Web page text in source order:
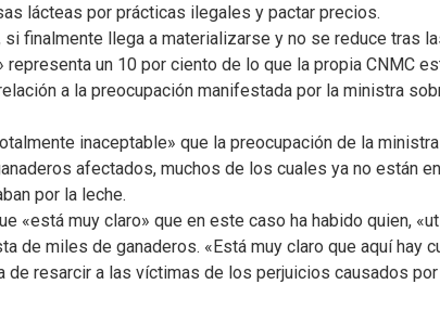
lácteas por prácticas ilegales y pactar precios.
si finalmente llega a materializarse y no se reduce tras
un 10 por ciento de lo que la propia CNMC
a la preocupación manifestada por la ministra
inaceptable» que la preocupación de la
afectados, muchos de los cuales ya no están
por la leche.
«está muy claro» que en este caso ha habido quien,
de miles de ganaderos. «Está muy claro que aquí hay
de resarcir a las víctimas de los perjuicios causados